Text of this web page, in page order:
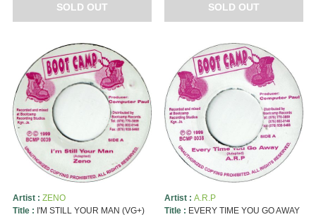
SOLD OUT SOLD OUT
Artist : ZENO
Title : I'M STILL YOUR MAN (VG+)
Artist : A.R.P
Title : EVERY TIME YOU GO AWAY